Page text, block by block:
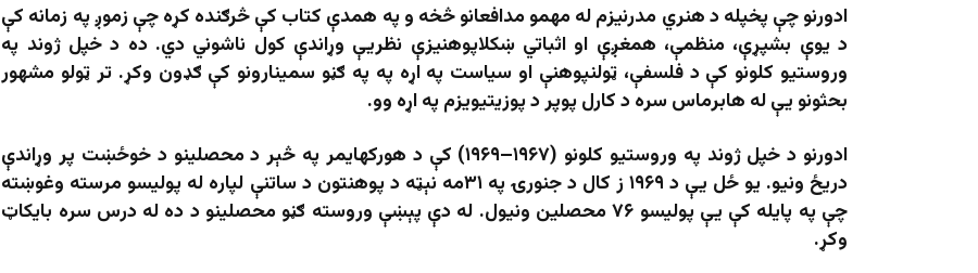
ادورنو چې پخپله د هنري مدرنیزم له مهمو مدافعانو څخه و په همدې کتاب کې څرګنده کړه چې زموږ په زمانه کې
د یوې بشپړې، منظمې، همغږې او اثباتي ښکلاپوهنیزې نظریې وړاندې کول ناشوني دي. ده د خپل ژوند په
وروستیو کلونو کې د فلسفې، ټولنپوهنې او سیاست په اړه په په ګڼو سمینارونو کې ګډون وکړ. تر ټولو مشهور
بحثونو یې له هابرماس سره د کارل پوپر د پوزیتیویزم په اړه وو.
ادورنو د خپل ژوند په وروستیو کلونو (۱۹۶۷–۱۹۶۹) کې د هورکهایمر په څېر د محصلینو د خوځښت پر وړاندې
دریځ ونیو. یو ځل یې د ۱۹۶۹ ز کال د جنورۍ په ۳۱مه نېټه د پوهنتون د ساتنې لپاره له پولیسو مرسته وغوښته
چې په پایله کې یې پولیسو ۷۶ محصلین ونیول. له دې پېښې وروسته ګڼو محصلینو د ده له درس سره بایکاټ
وکړ.